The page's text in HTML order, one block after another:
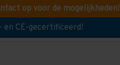
op voor de mogelijkheden!
en CE-gecertificeerd!